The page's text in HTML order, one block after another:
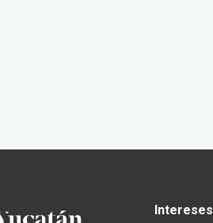
Intereses